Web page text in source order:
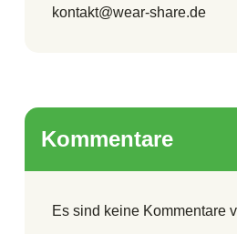
kontakt@wear-share.de
Kommentare
Es sind keine Kommentare